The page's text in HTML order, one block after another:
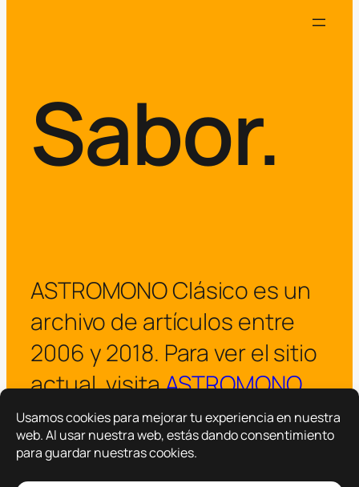
Sabor.
ASTROMONO Clásico es un
archivo de artículos entre
2006 y 2018. Para ver el sitio
actual, visitaASTROMONO.
¡Visitar ASTROMONO ya!